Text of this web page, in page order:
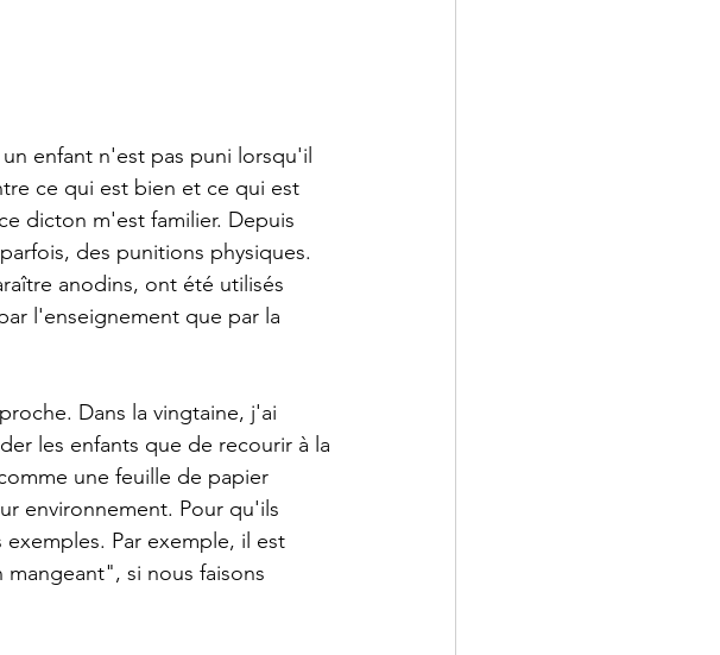
enfant n'est pas puni lorsqu'il
ce qui est bien et ce qui est
dicton m'est familier. Depuis
des punitions physiques.
anodins, ont été utilisés
l'enseignement que par la
Dans la vingtaine, j'ai
les enfants que de recourir à la
une feuille de papier
environnement. Pour qu'ils
Par exemple, il est
si nous faisons